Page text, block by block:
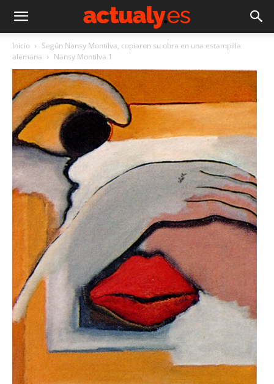
Inicio
Según Nansy Montilva, copiaron su obra en una estampilla
alemana
Nansy Montilva 1